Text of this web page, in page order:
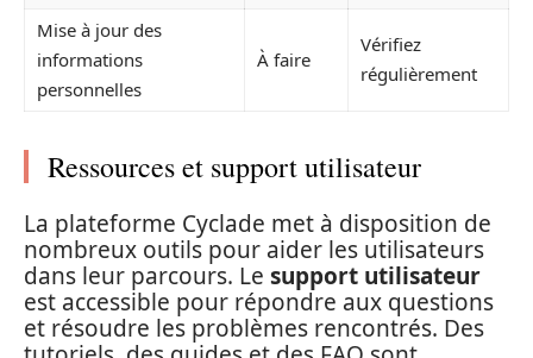
Mise à jour des
informations
personnelles
À faire
Vérifiez
régulièrement
Ressources et support utilisateur
La plateforme Cyclade met à disposition de
nombreux outils pour aider les utilisateurs
dans leur parcours. Le support utilisateur
est accessible pour répondre aux questions
et résoudre les problèmes rencontrés. Des